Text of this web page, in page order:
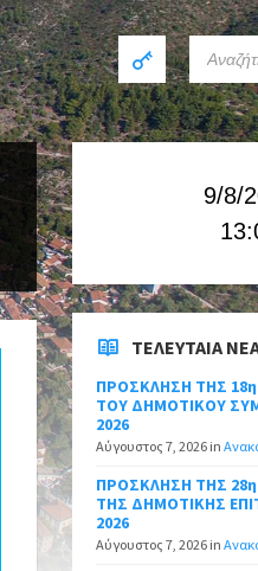
9/8/
ΤΕΛΕΥΤΑΊΑ
ΠΡΟΣΚΛΗΣΗ ΤΗΣ
ΤΟΥ ΔΗΜΟΤΙΚΟΥ
2026
Αύγουστος 7, 2026 in
ΠΡΟΣΚΛΗΣΗ ΤΗΣ
ΤΗΣ ΔΗΜΟΤΙΚΗΣ
2026
Αύγουστος 7, 2026 in